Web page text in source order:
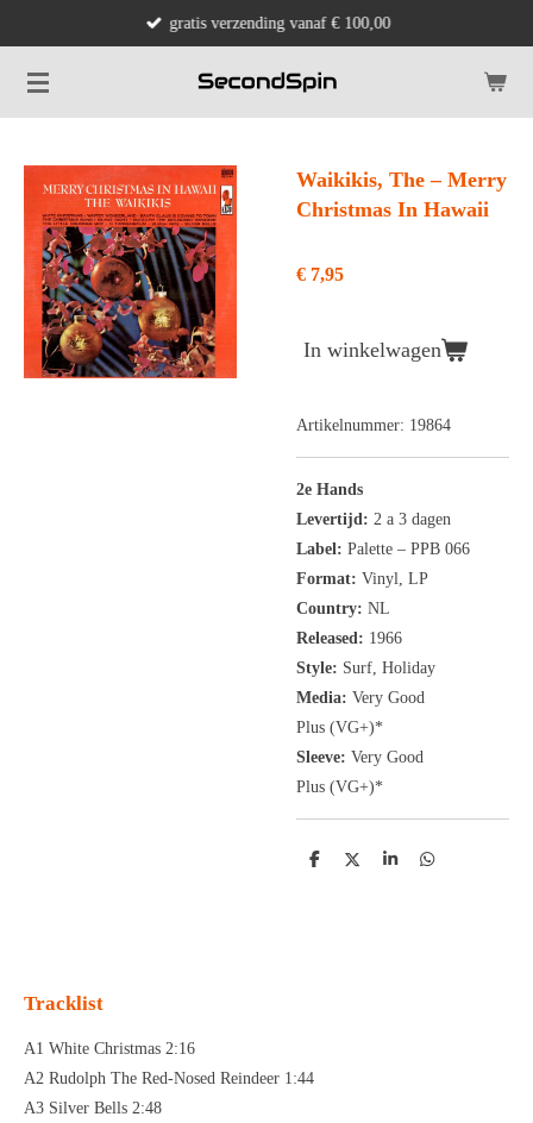
naar
de
gratis verzending vanaf € 100,00
Waikikis, The ‎– Merry
Christmas In Hawaii
€ 7,95
In winkelwagen
Artikelnummer: 19864
2e Hands
Levertijd: 2 a 3 dagen
Label: Palette ‎– PPB 066
Format: Vinyl, LP
Country: NL
Released: 1966
Style: Surf, Holiday
Media: Very Good
Plus (VG+)*
Sleeve: Very Good
Plus (VG+)*
D
D
S
D
Tracklist
A1 White Christmas 2:16
A2 Rudolph The Red-Nosed Reindeer 1:44
A3 Silver Bells 2:48